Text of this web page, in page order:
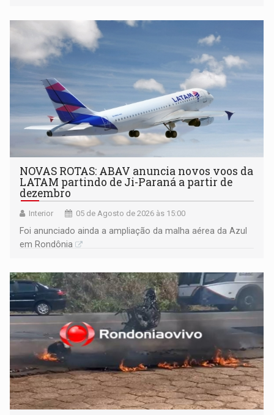
NOVAS ROTAS: ABAV anuncia novos voos da
LATAM partindo de Ji-Paraná a partir de
dezembro
Interior 05 de Agosto de 2026 às 15:00
Foi anunciado ainda a ampliação da malha aérea da Azul
em Rondônia